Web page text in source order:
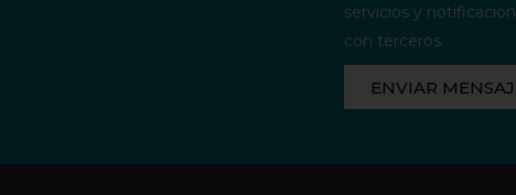
servicios y
con terceros.
ENVIAR